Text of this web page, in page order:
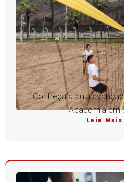
Conheça a aula
Academia em
Leia Mais